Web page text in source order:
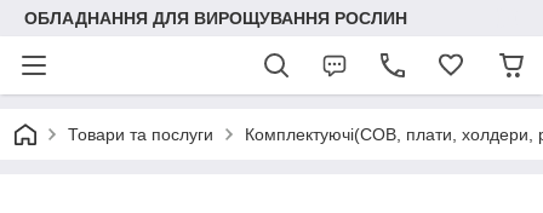
ОБЛАДНАННЯ ДЛЯ ВИРОЩУВАННЯ РОСЛИН
Товари та послуги Комплектуючі(COB, плати, холдери,